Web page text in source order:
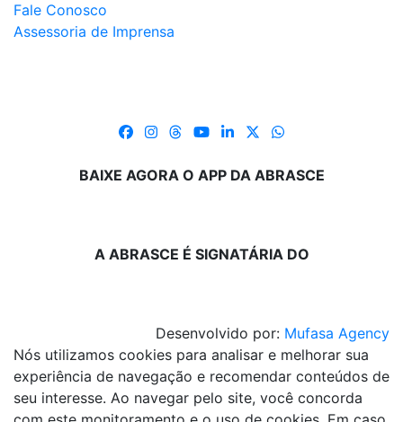
Fale Conosco
Assessoria de Imprensa
BAIXE AGORA O APP DA ABRASCE
A ABRASCE É SIGNATÁRIA DO
Desenvolvido por: Mufasa Agency
Nós utilizamos cookies para analisar e melhorar sua
experiência de navegação e recomendar conteúdos de
seu interesse. Ao navegar pelo site, você concorda